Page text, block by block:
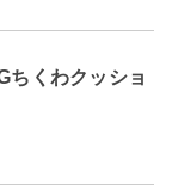
ちくわクッショ